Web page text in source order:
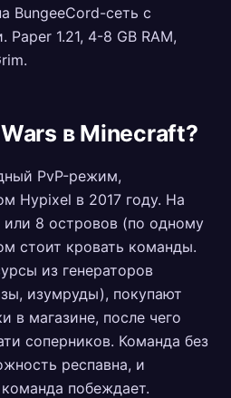
BungeeCord-сеть с
Paper 1.21, 4-8 GB RAM,
в Minecraft?
PvP-режим,
Hypixel в 2017 году. На
8 островов (по одному
стоит кровать команды.
из генераторов
изумруды), покупают
в магазине, после чего
соперников. Команда без
респавна, и
побеждает.